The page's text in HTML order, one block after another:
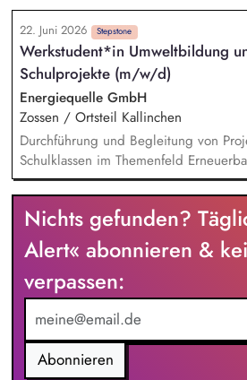
22. Juni 2026 Stepstone
Werkstudent*in Umweltbildung
Schulprojekte (m/w/d)
Energiequelle GmbH
Zossen / Ortsteil Kallinchen
Durchführung und Begleitung von
Schulklassen im Themenfeld
Klimawandel Vermittlung von Inhalten
spielerische Übungen und einfache
von Besuchergruppen sowie
Windenergieanlagen (ohne Aufstieg)
reibungslosen Ablaufs inkl. Vor- und
Programminhalte Mitgestaltung eines
nachhaltigen Lernerlebnisses
Ort Erstellung von Content für Social
der Projekte und Einblicke in die
Nichts gefunden?
Alert« abonnieren &
verpassen:
Abonnieren